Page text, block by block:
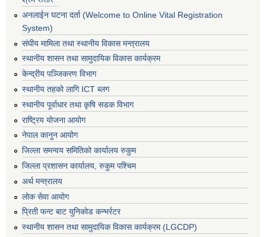
अनलाईन घटना दर्ता (Welcome to Online Vital Registration
System)
संघीय मामिला तथा स्थानीय विकास मन्त्रालय
स्थानीय शासन तथा सामुदायिक विकास कार्यक्रम
केन्द्रीय पञ्जिकरण विभाग
स्थानीय तहको लागि ICT ब्लग
स्थानीय पूर्वाधार तथा कृषि सडक विभाग
राष्ट्रिय योजना आयोग
नेपाल कानुन आयोग
जिल्ला समन्वय समितिको कार्यालय रुकुम
जिल्ला प्रशासन कार्यालय, रुकुम पश्चिम
अर्थ मन्त्रालय
लोक सेवा आयोग
प्रिती फन्ट बाट युनिकोड कन्भर्रटर
स्थानीय शासन तथा सामुदायिक विकास कार्यक्रम (LGCDP)